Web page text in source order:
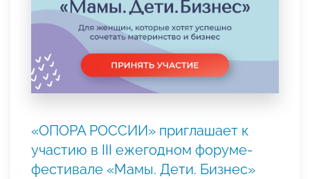
«ОПОРА РОССИИ» приглашает к
участию в III ежегодном форуме-
фестивале «Мамы. Дети. Бизнес»